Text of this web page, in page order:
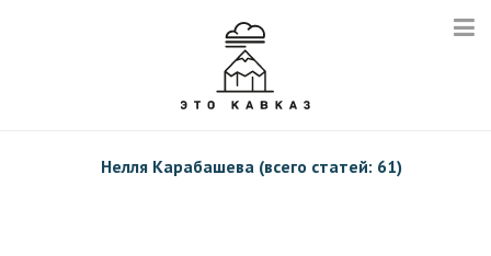
Нелля Карабашева (всего статей: 61)